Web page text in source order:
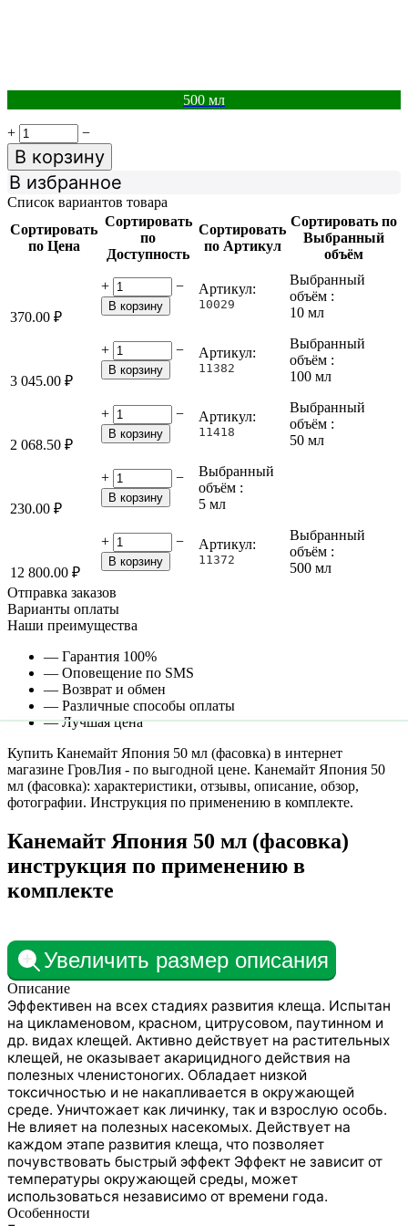
500 мл
+ −
В корзину
В избранное
Список вариантов товара
Сортировать
по Цена
Сортировать
по
Доступность
Сортировать
по Артикул
Сортировать по
Выбранный
объём
370.00 ₽
+ −
В корзину
Артикул:
10029
Выбранный
объём :
10 мл
3 045.00 ₽
+ −
В корзину
Артикул:
11382
Выбранный
объём :
100 мл
2 068.50 ₽
+ −
В корзину
Артикул:
11418
Выбранный
объём :
50 мл
230.00 ₽
+ −
В корзину
Выбранный
объём :
5 мл
12 800.00 ₽
+ −
В корзину
Артикул:
11372
Выбранный
объём :
500 мл
Отправка заказов
Варианты оплаты
Наши преимущества
— Гарантия 100%
— Оповещение по SMS
— Возврат и обмен
— Различные способы оплаты
— Лучшая цена
Купить Канемайт Япония 50 мл (фасовка) в интернет
магазине ГровЛия - по выгодной цене. Канемайт Япония 50
мл (фасовка): характеристики, отзывы, описание, обзор,
фотографии. Инструкция по применению в комплекте.
Канемайт Япония 50 мл (фасовка)
инструкция по применению в
комплекте
Увеличить размер описания
Описание
Эффективен на всех стадиях развития клеща. Испытан
на цикламеновом, красном, цитрусовом, паутинном и
др. видах клещей. Активно действует на растительных
клещей, не оказывает акарицидного действия на
полезных членистоногих. Обладает низкой
токсичностью и не накапливается в окружающей
среде. Уничтожает как личинку, так и взрослую особь.
Не влияет на полезных насекомых. Действует на
каждом этапе развития клеща, что позволяет
почувствовать быстрый эффект Эффект не зависит от
температуры окружающей среды, может
использоваться независимо от времени года.
Особенности